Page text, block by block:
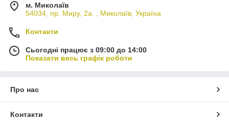
м. Миколаїв
54034, пр. Миру, 2а. , Миколаїв, Україна
Контакти
Сьогодні працює з 09:00 до 14:00
Показати весь графік роботи
Про нас
Контакти